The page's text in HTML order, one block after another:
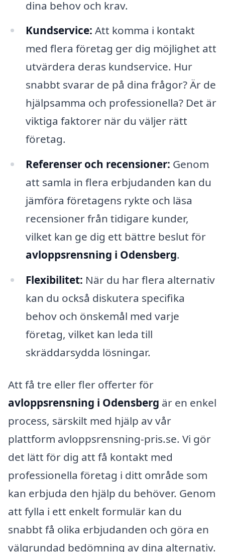
dina behov och krav.
Kundservice: Att komma i kontakt
med flera företag ger dig möjlighet att
utvärdera deras kundservice. Hur
snabbt svarar de på dina frågor? Är de
hjälpsamma och professionella? Det är
viktiga faktorer när du väljer rätt
företag.
Referenser och recensioner: Genom
att samla in flera erbjudanden kan du
jämföra företagens rykte och läsa
recensioner från tidigare kunder,
vilket kan ge dig ett bättre beslut för
avloppsrensning i Odensberg.
Flexibilitet: När du har flera alternativ
kan du också diskutera specifika
behov och önskemål med varje
företag, vilket kan leda till
skräddarsydda lösningar.
Att få tre eller fler offerter för
avloppsrensning i Odensberg är en enkel
process, särskilt med hjälp av vår
plattform avloppsrensning-pris.se. Vi gör
det lätt för dig att få kontakt med
professionella företag i ditt område som
kan erbjuda den hjälp du behöver. Genom
att fylla i ett enkelt formulär kan du
snabbt få olika erbjudanden och göra en
välgrundad bedömning av dina alternativ.